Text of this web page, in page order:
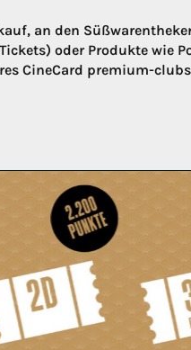
an den
oder Produkte wie
CineCard premium-